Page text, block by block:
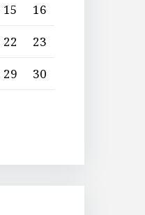
15
16
22
23
29
30